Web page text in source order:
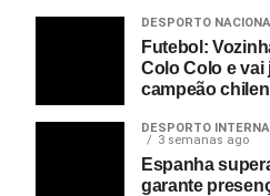
DESPORTO
Futebol:
Colo Colo e vai
campeão
DESPORTO
3 semanas ago
Espanha
garante